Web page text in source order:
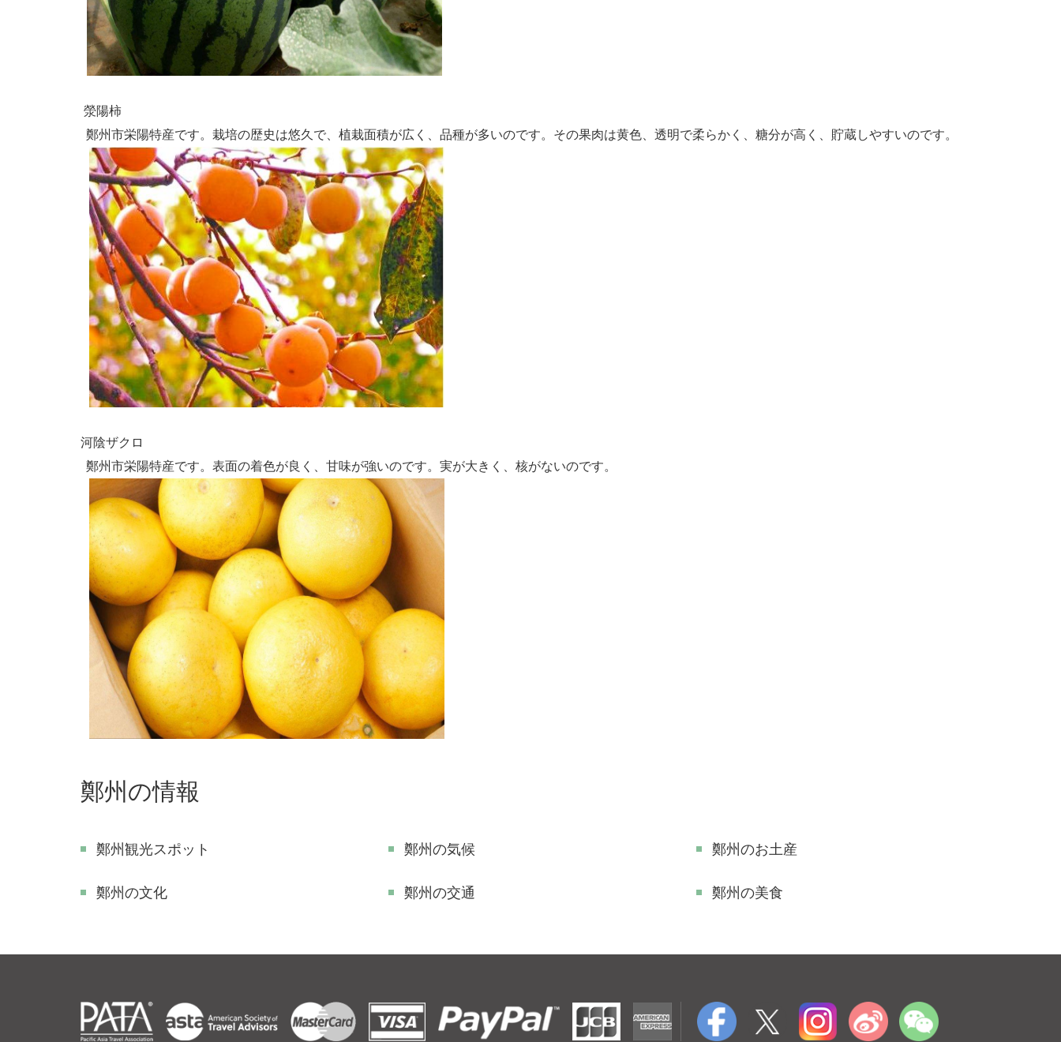
滎陽柿
鄭州市栄陽特産です。栽培の歴史は悠久で、植栽面積が広く、品種が多いのです。その果肉は黄色、透明で柔らかく、糖分が高く、貯蔵しやすいのです。
河陰ザクロ
鄭州市栄陽特産です。表面の着色が良く、甘味が強いのです。実が大きく、核がないのです。
鄭州の情報
鄭州観光スポット 鄭州の気候 鄭州のお土産
鄭州の文化 鄭州の交通 鄭州の美食